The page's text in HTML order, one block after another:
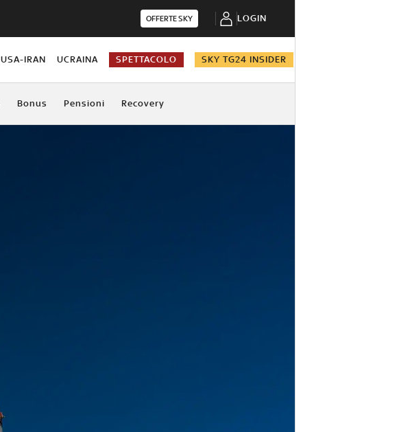
OFFERTE SKY LOGIN
USA-IRAN UCRAINA SPETTACOLO SKY TG24 INSIDER
Bonus Pensioni Recovery